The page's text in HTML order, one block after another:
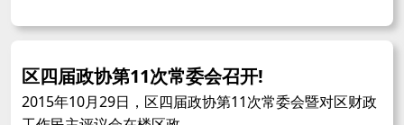
区四届政协第11次常委会召开!
2015年10月29日，区四届政协第11次常委会暨对区财政